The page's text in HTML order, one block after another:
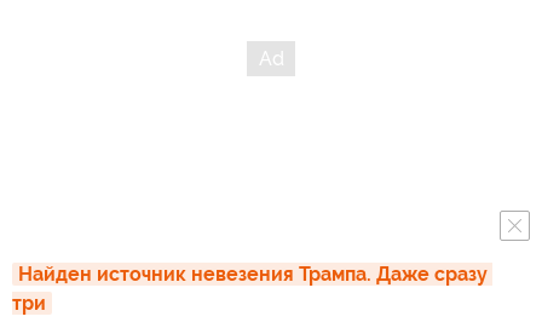
Найден источник невезения Трампа. Даже сразу
три